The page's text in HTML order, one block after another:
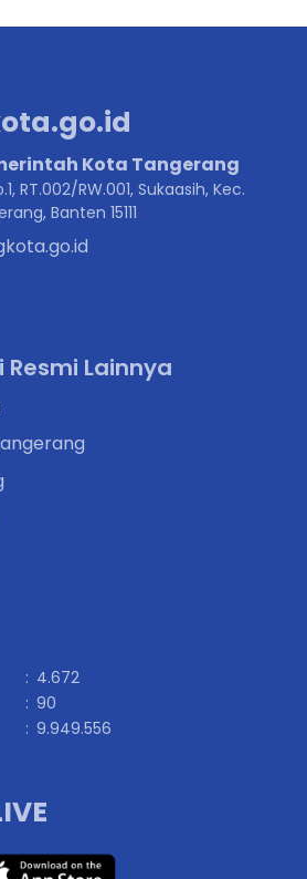
Kota Tangerang
RT.002/RW.001, Sukaasih, Kec.
Banten 15111
Lainnya
: 4.672
: 90
: 9.949.556